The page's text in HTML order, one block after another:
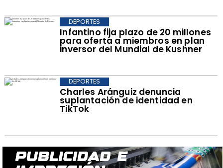
Infantino fija plazo de 20 millones
para oferta a miembros en plan
inversor del Mundial de Kushner
DEPORTES
Charles Aránguiz denuncia
suplantación de identidad en
TikTok
DEPORTES